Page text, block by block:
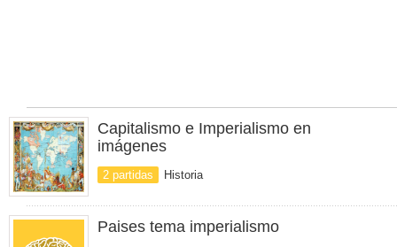
Capitalismo e Imperialismo en
imágenes
2 partidas Historia
Paises tema imperialismo